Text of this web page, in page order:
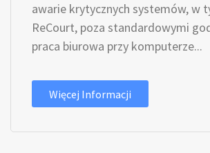
awarie krytycznych systemów, w
ReCourt, poza standardowymi
praca biurowa przy komputerze...
Więcej Informacji